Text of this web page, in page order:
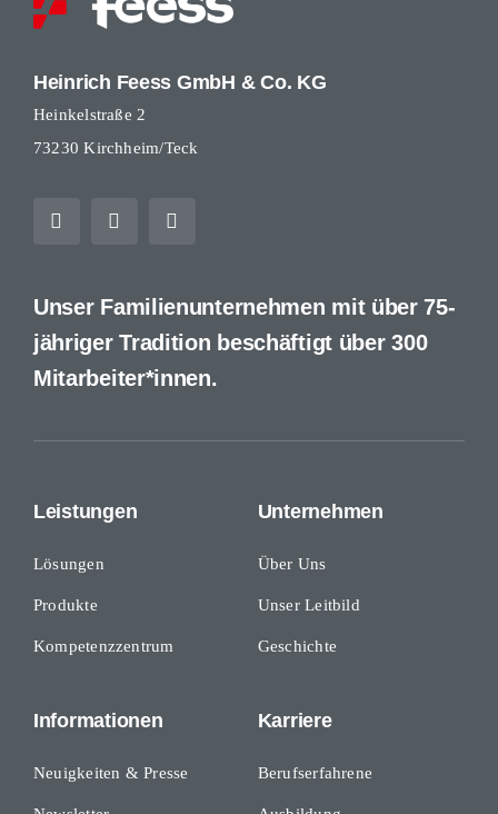
Heinrich Feess GmbH & Co. KG
Heinkelstraße 2
73230 Kirchheim/Teck
Unser Familienunternehmen mit über 75-
jähriger Tradition beschäftigt über 300
Mitarbeiter*innen.
Leistungen
Lösungen
Produkte
Kompetenzzentrum
Unternehmen
Über Uns
Unser Leitbild
Geschichte
Informationen
Neuigkeiten & Presse
Karriere
Berufserfahrene